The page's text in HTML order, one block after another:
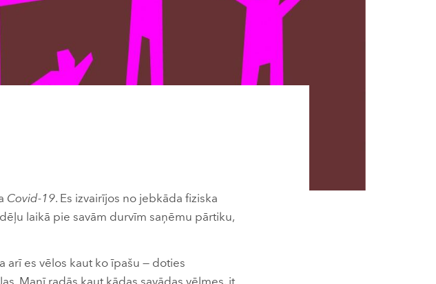
Covid-19. Es izvairījos no jebkāda fiziska
laikā pie savām durvīm saņēmu pārtiku,
arī es vēlos kaut ko īpašu — doties